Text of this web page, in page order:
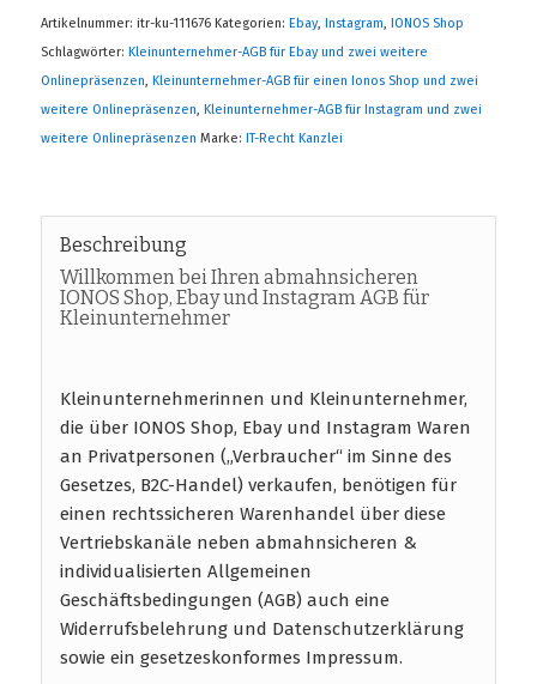
Artikelnummer: itr-ku-111676 Kategorien: Ebay, Instagram, IONOS Shop
Schlagwörter: Kleinunternehmer-AGB für Ebay und zwei weitere
Onlinepräsenzen, Kleinunternehmer-AGB für einen Ionos Shop und zwei
weitere Onlinepräsenzen, Kleinunternehmer-AGB für Instagram und zwei
weitere Onlinepräsenzen Marke: IT-Recht Kanzlei
Beschreibung
Willkommen bei Ihren abmahnsicheren
IONOS Shop, Ebay und Instagram AGB für
Kleinunternehmer
Kleinunternehmerinnen und Kleinunternehmer,
die über IONOS Shop, Ebay und Instagram Waren
an Privatpersonen („Verbraucher“ im Sinne des
Gesetzes, B2C-Handel) verkaufen, benötigen für
einen rechtssicheren Warenhandel über diese
Vertriebskanäle neben abmahnsicheren &
individualisierten Allgemeinen
Geschäftsbedingungen (AGB) auch eine
Widerrufsbelehrung und Datenschutzerklärung
sowie ein gesetzeskonformes Impressum.